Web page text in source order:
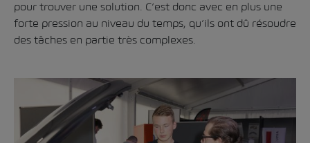
pour trouver une solution. C’est donc avec en plus une
forte pression au niveau du temps, qu’ils ont dû résoudre
des tâches en partie très complexes.